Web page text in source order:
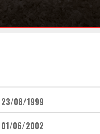
23/08/1999
01/06/2002